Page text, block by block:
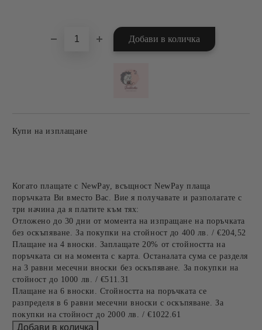
Купи на изплащане
Когато плащате с NewPay, всъщност NewPay плаща
поръчката Ви вместо Вас. Вие я получавате и разполагате с
три начина да я платите към тях:
Отложено до 30 дни от момента на изпращане на поръчката
без оскъпяване. За покупки на стойност до 400 лв. / €204,52
Плащане на 4 вноски. Заплащате 20% от стойността на
поръчката си на момента с карта. Останалата сума се разделя
на 3 равни месечни вноски без оскъпяване. За покупки на
стойност до 1000 лв. / €511.31
Плащане на 6 вноски. Стойността на поръчката се
разпределя в 6 равни месечни вноски с оскъпяване. За
покупки на стойност до 2000 лв. / €1022.61